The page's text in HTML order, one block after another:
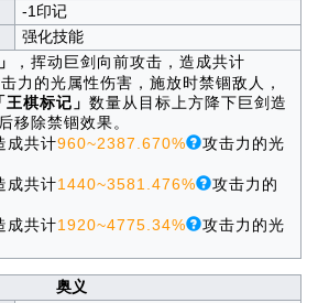
-1印记
强化技能
，挥动巨剑向前攻击，造成共计
力的光属性伤害，施放时禁锢敌人，
王棋标记」 数量从目标上方降下巨剑造
移除禁锢效果。
成共计960~2387.670%
攻击力的光
成共计1440~3581.476%
攻击力的
成共计1920~4775.34%
攻击力的光
奥义